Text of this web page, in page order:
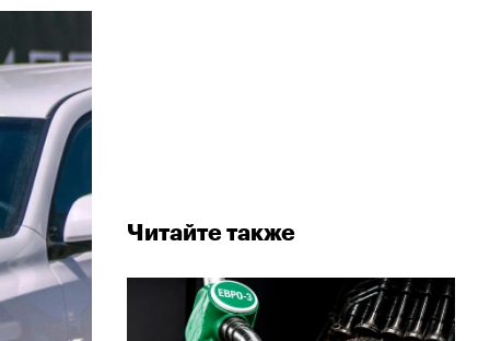
Читайте также